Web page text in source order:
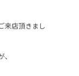
来店頂きまし